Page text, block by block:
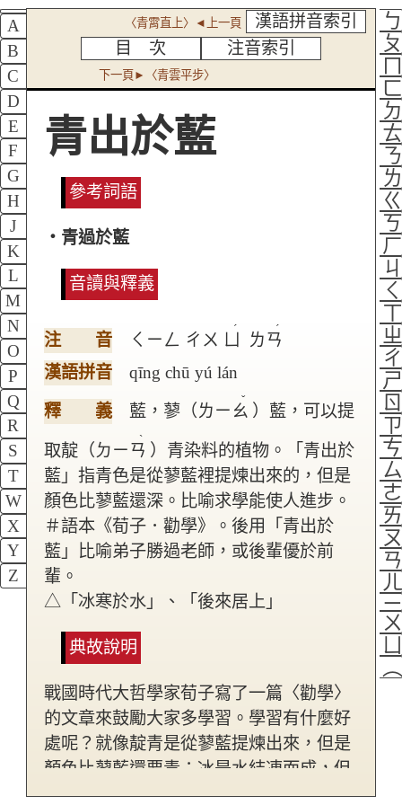
A
B
C
D
E
F
G
H
J
K
L
M
N
O
P
Q
R
S
T
W
X
Y
Z
〈青霄直上〉◄上一頁
漢語拼音索引
目 次
注音索引
下一頁►〈青雲平步〉
青出於藍
參考詞語
‧青過於藍
音讀與釋義
注 音 ㄑㄧㄥ ㄔㄨ ㄩ
ˊ
ㄌㄢ
ˊ
漢語拼音 qīng chū yú lán
釋 義 藍，蓼（ㄌㄧㄠ
ˇ
）藍，可以提
取靛（ㄉㄧㄢ
ˋ
）青染料的植物。「青出於
藍」指青色是從蓼藍裡提煉出來的，但是
顏色比蓼藍還深。比喻求學能使人進步。
＃語本《荀子．勸學》。後用「青出於
藍」比喻弟子勝過老師，或後輩優於前
輩。
△「冰寒於水」、「後來居上」
典故說明
戰國時代大哲學家荀子寫了一篇〈勸學〉
的文章來鼓勵大家多學習。學習有什麼好
處呢？就像靛青是從蓼藍提煉出來，但是
顏色比蓼藍還要青；冰是水結凍而成，但
是溫度比水還要低。學習就像這種提煉和